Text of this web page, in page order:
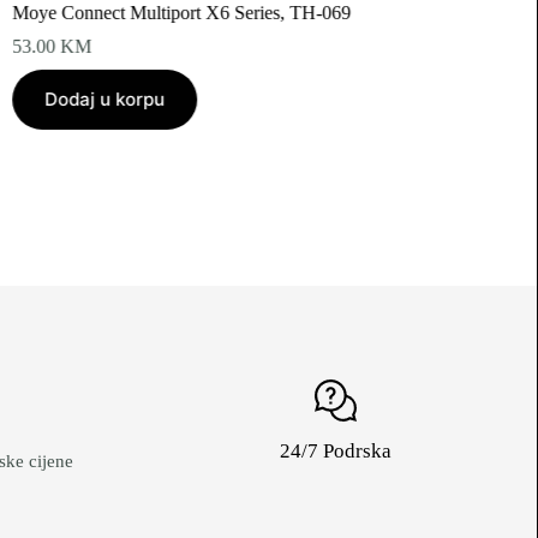
Moye Connect Multiport X6 Series, TH-069
53.00KM
Dodaj u korpu
cijene 24/7 Podrska